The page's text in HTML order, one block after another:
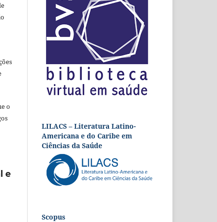
o
e
LILACS – Literatura Latino-
Americana e do Caribe em
Ciências da Saúde
Scopus